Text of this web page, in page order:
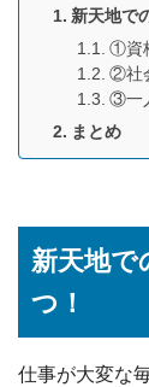
新天地で
①資
②社
③一
まとめ
新天地で
つ！
仕事が大変な